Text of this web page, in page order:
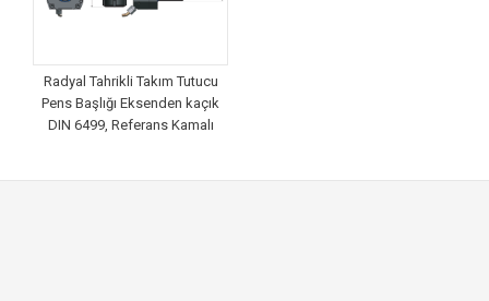
Radyal Tahrikli Takım Tutucu
Pens Başlığı Eksenden kaçık
DIN 6499, Referans Kamalı